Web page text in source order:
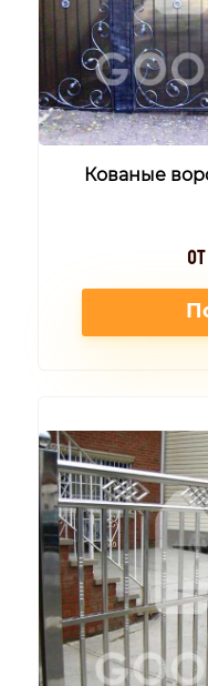
Кованые